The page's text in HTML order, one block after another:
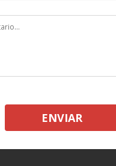
ENVIAR